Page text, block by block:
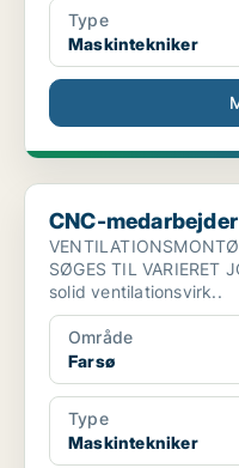
Type
Maskintekniker
CNC-medarbejder søges
CNC-
SØGES TIL VARIERET
solid ventilationsvirk..
Område
Farsø
Type
Maskintekniker